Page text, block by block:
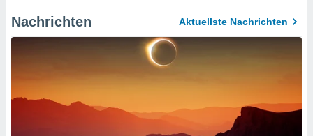
Nachrichten Aktuellste Nachrichten